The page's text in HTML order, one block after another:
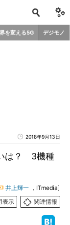
を変える5G デジモノ
2018年9月13日
いは？ 3機種
井上輝一 ，ITmedia]
表示
関連情報